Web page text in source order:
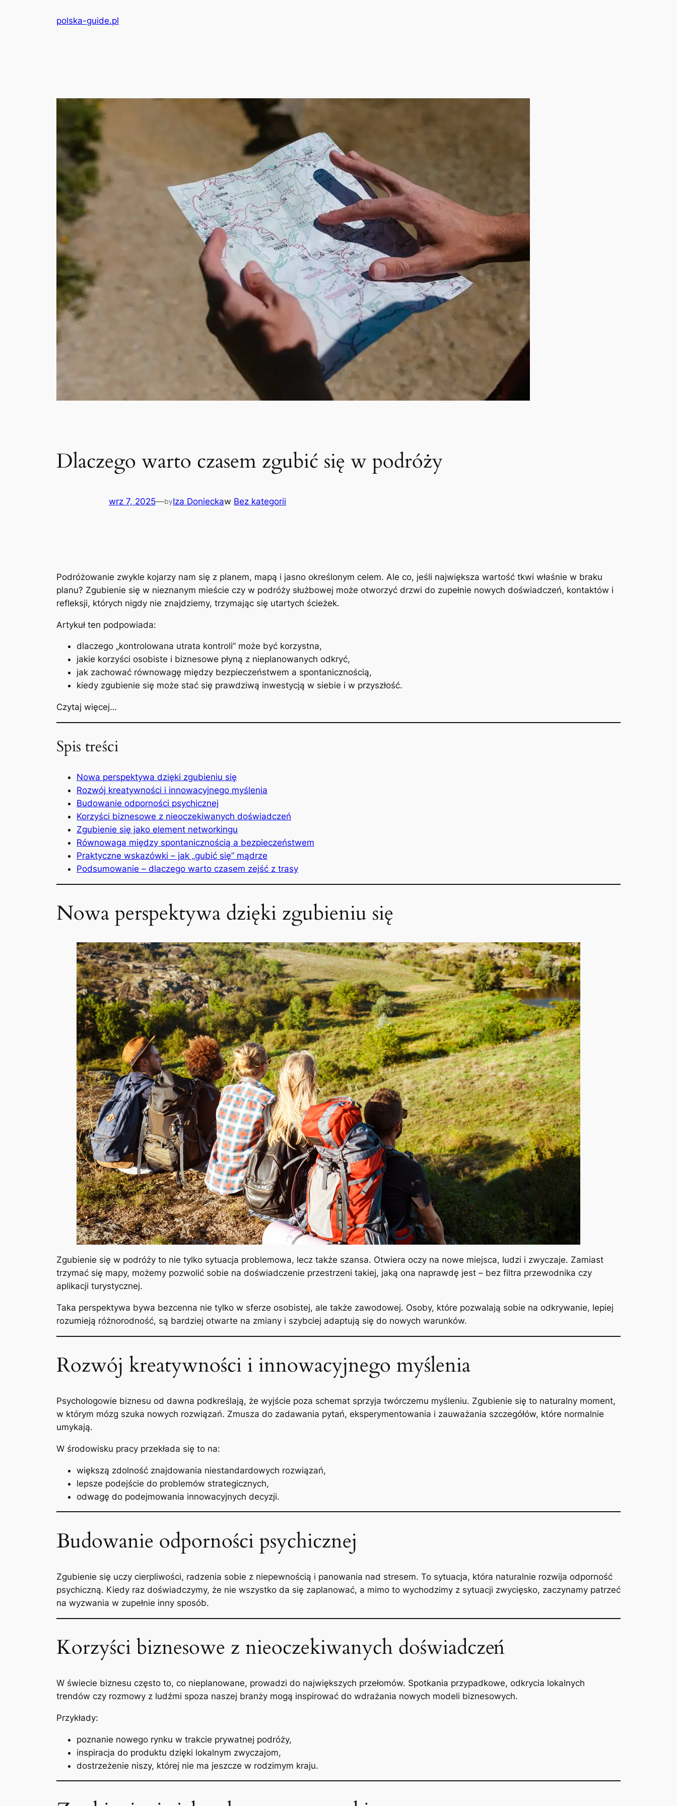
polska-guide.pl
Dlaczego warto czasem zgubić się w podróży
wrz 7, 2025—byIza Donieckaw Bez kategorii
Podróżowanie zwykle kojarzy nam się z planem, mapą i jasno określonym celem. Ale co, jeśli największa wartość tkwi właśnie w braku
planu? Zgubienie się w nieznanym mieście czy w podróży służbowej może otworzyć drzwi do zupełnie nowych doświadczeń, kontaktów i
refleksji, których nigdy nie znajdziemy, trzymając się utartych ścieżek.
Artykuł ten podpowiada:
dlaczego „kontrolowana utrata kontroli” może być korzystna,
jakie korzyści osobiste i biznesowe płyną z nieplanowanych odkryć,
jak zachować równowagę między bezpieczeństwem a spontanicznością,
kiedy zgubienie się może stać się prawdziwą inwestycją w siebie i w przyszłość.
Czytaj więcej…
Spis treści
Nowa perspektywa dzięki zgubieniu się
Rozwój kreatywności i innowacyjnego myślenia
Budowanie odporności psychicznej
Korzyści biznesowe z nieoczekiwanych doświadczeń
Zgubienie się jako element networkingu
Równowaga między spontanicznością a bezpieczeństwem
Praktyczne wskazówki – jak „gubić się” mądrze
Podsumowanie – dlaczego warto czasem zejść z trasy
Nowa perspektywa dzięki zgubieniu się
Zgubienie się w podróży to nie tylko sytuacja problemowa, lecz także szansa. Otwiera oczy na nowe miejsca, ludzi i zwyczaje. Zamiast
trzymać się mapy, możemy pozwolić sobie na doświadczenie przestrzeni takiej, jaką ona naprawdę jest – bez filtra przewodnika czy
aplikacji turystycznej.
Taka perspektywa bywa bezcenna nie tylko w sferze osobistej, ale także zawodowej. Osoby, które pozwalają sobie na odkrywanie, lepiej
rozumieją różnorodność, są bardziej otwarte na zmiany i szybciej adaptują się do nowych warunków.
Rozwój kreatywności i innowacyjnego myślenia
Psychologowie biznesu od dawna podkreślają, że wyjście poza schemat sprzyja twórczemu myśleniu. Zgubienie się to naturalny moment,
w którym mózg szuka nowych rozwiązań. Zmusza do zadawania pytań, eksperymentowania i zauważania szczegółów, które normalnie
umykają.
W środowisku pracy przekłada się to na:
większą zdolność znajdowania niestandardowych rozwiązań,
lepsze podejście do problemów strategicznych,
odwagę do podejmowania innowacyjnych decyzji.
Budowanie odporności psychicznej
Zgubienie się uczy cierpliwości, radzenia sobie z niepewnością i panowania nad stresem. To sytuacja, która naturalnie rozwija odporność
psychiczną. Kiedy raz doświadczymy, że nie wszystko da się zaplanować, a mimo to wychodzimy z sytuacji zwycięsko, zaczynamy patrzeć
na wyzwania w zupełnie inny sposób.
Korzyści biznesowe z nieoczekiwanych doświadczeń
W świecie biznesu często to, co nieplanowane, prowadzi do największych przełomów. Spotkania przypadkowe, odkrycia lokalnych
trendów czy rozmowy z ludźmi spoza naszej branży mogą inspirować do wdrażania nowych modeli biznesowych.
Przykłady:
poznanie nowego rynku w trakcie prywatnej podróży,
inspiracja do produktu dzięki lokalnym zwyczajom,
dostrzeżenie niszy, której nie ma jeszcze w rodzimym kraju.